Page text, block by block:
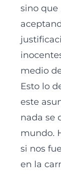
sino que
medio
Esto lo
este
nada se
mundo.
si nos
en la